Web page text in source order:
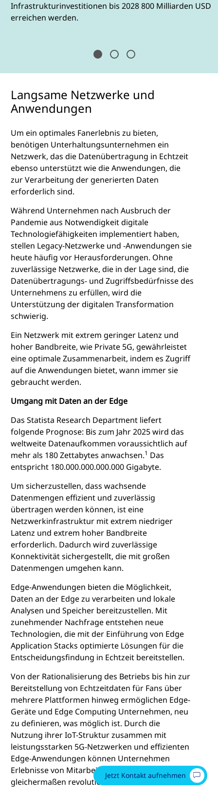
Infrastrukturinvestitionen bis 2028 800 Milliarden USD
erreichen werden.
Langsame Netzwerke und
Anwendungen
Um ein optimales Fanerlebnis zu bieten,
benötigen Unterhaltungsunternehmen ein
Netzwerk, das die Datenübertragung in Echtzeit
ebenso unterstützt wie die Anwendungen, die
zur Verarbeitung der generierten Daten
erforderlich sind.
Während Unternehmen nach Ausbruch der
Pandemie aus Notwendigkeit digitale
Technologiefähigkeiten implementiert haben,
stellen Legacy-Netzwerke und -Anwendungen sie
heute häufig vor Herausforderungen. Ohne
zuverlässige Netzwerke, die in der Lage sind, die
Datenübertragungs- und Zugriffsbedürfnisse des
Unternehmens zu erfüllen, wird die
Unterstützung der digitalen Transformation
schwierig.
Ein Netzwerk mit extrem geringer Latenz und
hoher Bandbreite, wie Private 5G, gewährleistet
eine optimale Zusammenarbeit, indem es Zugriff
auf die Anwendungen bietet, wann immer sie
gebraucht werden.
Umgang mit Daten an der Edge
Das Statista Research Department liefert
folgende Prognose: Bis zum Jahr 2025 wird das
weltweite Datenaufkommen voraussichtlich auf
mehr als 180 Zettabytes anwachsen.1 Das
entspricht 180.000.000.000.000 Gigabyte.
Um sicherzustellen, dass wachsende
Datenmengen effizient und zuverlässig
übertragen werden können, ist eine
Netzwerkinfrastruktur mit extrem niedriger
Latenz und extrem hoher Bandbreite
erforderlich. Dadurch wird zuverlässige
Konnektivität sichergestellt, die mit großen
Datenmengen umgehen kann.
Edge-Anwendungen bieten die Möglichkeit,
Daten an der Edge zu verarbeiten und lokale
Analysen und Speicher bereitzustellen. Mit
zunehmender Nachfrage entstehen neue
Technologien, die mit der Einführung von Edge
Application Stacks optimierte Lösungen für die
Entscheidungsfindung in Echtzeit bereitstellen.
Von der Rationalisierung des Betriebs bis hin zur
Bereitstellung von Echtzeitdaten für Fans über
mehrere Plattformen hinweg ermöglichen Edge-
Geräte und Edge Computing Unternehmen, neu
zu definieren, was möglich ist. Durch die
Nutzung ihrer IoT-Struktur zusammen mit
leistungsstarken 5G-Netzwerken und effizienten
Edge-Anwendungen können Unternehmen
Erlebnisse von Mitarbeitern und Fans
gleichermaßen revolutionieren.
Jetzt Kontakt aufnehmen